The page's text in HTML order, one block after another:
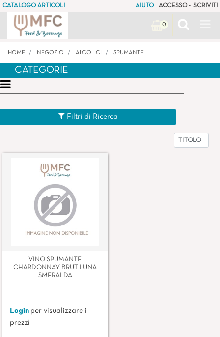
CATALOGO ARTICOLI AIUTO ACCESSO - ISCRIVITI
0
HOME NEGOZIO ALCOLICI SPUMANTE
CATEGORIE
Open menu
Filtri di Ricerca
VINO SPUMANTE
CHARDONNAY BRUT LUNA
SMERALDA
Login per visualizzare i
prezzi